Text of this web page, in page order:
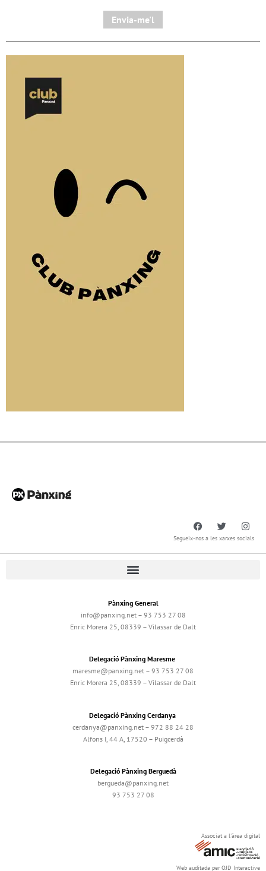
Envia-me'l
Segueix-nos a les xarxes socials
Pànxing General
info@panxing.net – 93 753 27 08
Enric Morera 25, 08339 – Vilassar de Dalt
Delegació Pànxing Maresme
maresme@panxing.net – 93 753 27 08
Enric Morera 25, 08339 – Vilassar de Dalt
Delegació Pànxing Cerdanya
cerdanya@panxing.net – 972 88 24 28
Alfons I, 44 A, 17520 – Puigcerdà
Delegació Pànxing Berguedà
bergueda@panxing.net
93 753 27 08
Associat a l'àrea digital
Web auditada per OJD Interactive